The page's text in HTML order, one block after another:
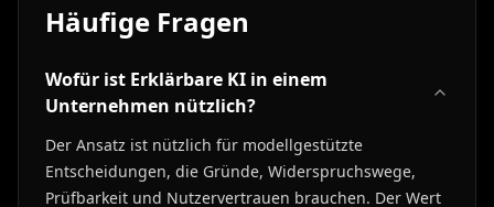
Häufige Fragen
Wofür ist Erklärbare KI in einem
Unternehmen nützlich?
Der Ansatz ist nützlich für modellgestützte
Entscheidungen, die Gründe, Widerspruchswege,
Prüfbarkeit und Nutzervertrauen brauchen. Der Wert